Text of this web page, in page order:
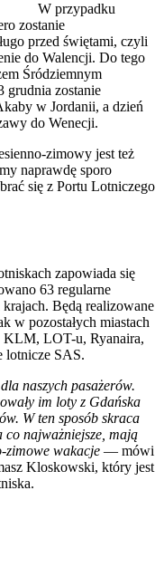
W przypadku
zostanie
przed świętami, czyli
do Walencji. Do tego
Śródziemnym
grudnia zostanie
w Jordanii, a dzień
do Wenecji.
zimowy jest też
naprawdę sporo
się z Portu Lotniczego
zapowiada się
63 regularne
Będą realizowane
w pozostałych miastach
KLM, LOT-u, Ryanaira,
lotnicze SAS.
naszych pasażerów.
im loty z Gdańska
W ten sposób skraca
co najważniejsze, mają
zimowe wakacje — mówi
Kloskowski, który jest